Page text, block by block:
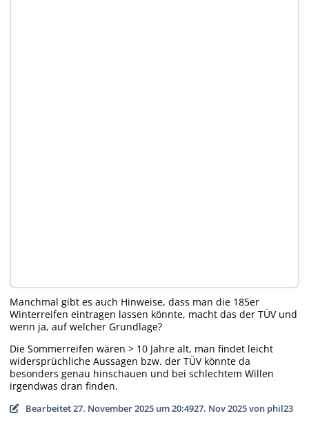
Manchmal gibt es auch Hinweise, dass man die 185er
Winterreifen eintragen lassen könnte, macht das der TÜV und
wenn ja, auf welcher Grundlage?
Die Sommerreifen wären > 10 Jahre alt, man findet leicht
widersprüchliche Aussagen bzw. der TÜV könnte da
besonders genau hinschauen und bei schlechtem Willen
irgendwas dran finden.
Bearbeitet27. November 2025 um 20:4927. Nov 2025von phil23